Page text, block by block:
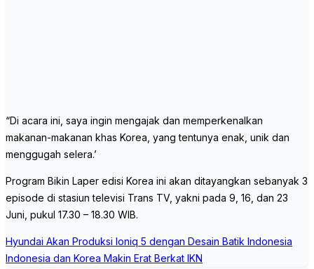
“Di acara ini, saya ingin mengajak dan memperkenalkan
makanan-makanan khas Korea, yang tentunya enak, unik dan
menggugah selera.’
Program Bikin Laper edisi Korea ini akan ditayangkan sebanyak 3
episode di stasiun televisi Trans TV, yakni pada 9, 16, dan 23
Juni, pukul 17.30 – 18.30 WIB.
Post
navigation
Hyundai Akan Produksi Ioniq 5 dengan Desain Batik Indonesia
Indonesia dan Korea Makin Erat Berkat IKN